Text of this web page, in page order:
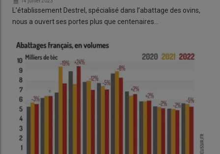
L’établissement Destrel, spécialisé dans l’abattage des ovins,
nous a ouvert ses portes plus que centenaires…